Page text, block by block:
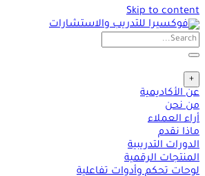
Skip to content
+
عن الأكاديمية
من نحن
أراء العملاء
ماذا نقدم
الدورات التدريبية
المنتجات الرقمية
لوحات تحكم وأدوات تفاعلية